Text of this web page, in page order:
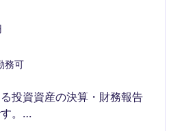
務可
投資資産の決算・財務報告
。